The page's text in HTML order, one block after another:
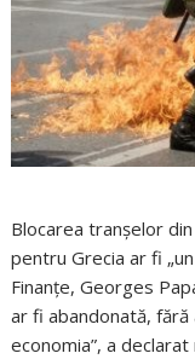
Blocarea tranşelor
pentru Grecia ar fi
Finanţe, Georges
ar fi abandonată,
economia”, a declarat